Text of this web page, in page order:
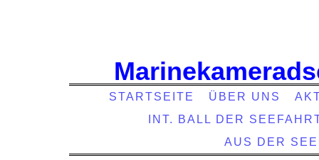
Marinekamerads
STARTSEITE ÜBER UNS
INT. BALL DER
AUS DER